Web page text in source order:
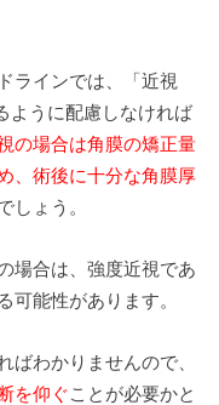
ラインでは、「近視
ように配慮しなければ
の場合は角膜の矯正量
、術後に十分な角膜厚
しょう。
場合は、強度近視であ
可能性があります。
わかりませんので、
を仰ぐことが必要かと